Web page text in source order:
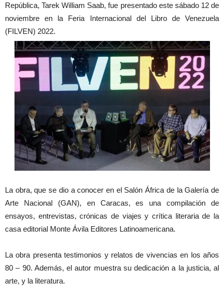
República, Tarek William Saab, fue presentado este sábado 12 de
noviembre en la Feria Internacional del Libro de Venezuela
(FILVEN) 2022.
La obra, que se dio a conocer en el Salón África de la Galería de
Arte Nacional (GAN), en Caracas, es una compilación de
ensayos, entrevistas, crónicas de viajes y crítica literaria de la
casa editorial Monte Ávila Editores Latinoamericana.
La obra presenta testimonios y relatos de vivencias en los años
80 – 90. Además, el autor muestra su dedicación a la justicia, al
arte, y la literatura.